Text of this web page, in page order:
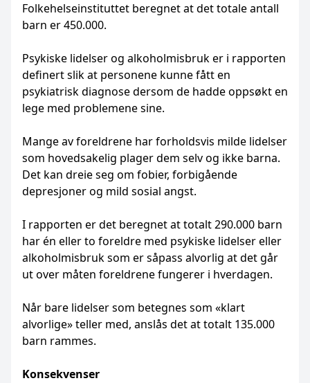
Folkehelseinstituttet beregnet at det totale antall
barn er 450.000.
Psykiske lidelser og alkoholmisbruk er i rapporten
definert slik at personene kunne fått en
psykiatrisk diagnose dersom de hadde oppsøkt en
lege med problemene sine.
Mange av foreldrene har forholdsvis milde lidelser
som hovedsakelig plager dem selv og ikke barna.
Det kan dreie seg om fobier, forbigående
depresjoner og mild sosial angst.
I rapporten er det beregnet at totalt 290.000 barn
har én eller to foreldre med psykiske lidelser eller
alkoholmisbruk som er såpass alvorlig at det går
ut over måten foreldrene fungerer i hverdagen.
Når bare lidelser som betegnes som «klart
alvorlige» teller med, anslås det at totalt 135.000
barn rammes.
Konsekvenser